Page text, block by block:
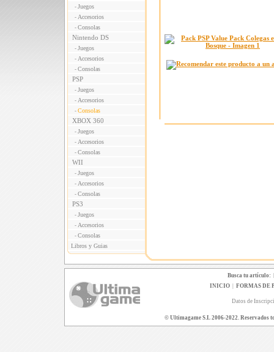
- Juegos
- Accesorios
- Consolas
Nintendo DS
- Juegos
- Accesorios
- Consolas
PSP
- Juegos
- Accesorios
- Consolas
XBOX 360
- Juegos
- Accesorios
- Consolas
WII
- Juegos
- Accesorios
- Consolas
PS3
- Juegos
- Accesorios
- Consolas
Libros y Guias
Busca tu artículo:
INICIO| FORMAS DE
Datos de
© Ultimagame S.L 2006-2022. Reservados